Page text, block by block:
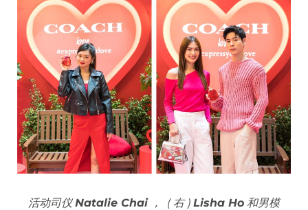
活动司仪Natalie Chai， ( 右 ) Lisha Ho 和男模